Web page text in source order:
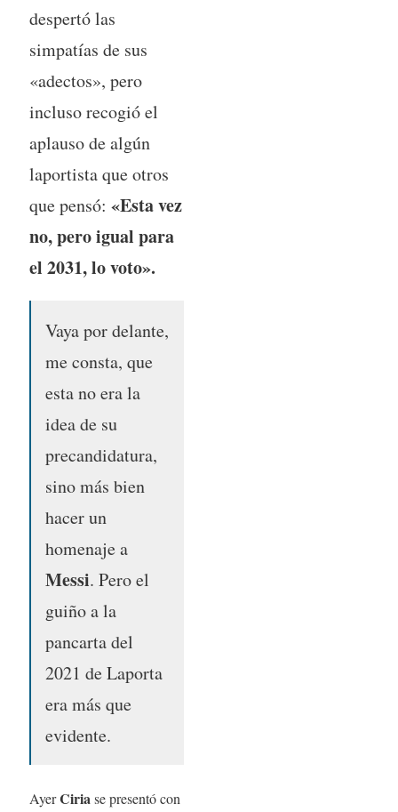
despertó las
simpatías de sus
«adectos», pero
incluso recogió el
aplauso de algún
laportista que otros
que pensó: «Esta vez
no, pero igual para
el 2031, lo voto».
Vaya por delante,
me consta, que
esta no era la
idea de su
precandidatura,
sino más bien
hacer un
homenaje a
Messi. Pero el
guiño a la
pancarta del
2021 de Laporta
era más que
evidente.
AyerCiriase presentó con